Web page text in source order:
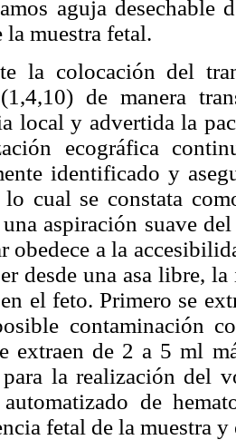
aguja
la muestra fetal.
la colocación del
de manera
local y advertida la
ecográfica
identificado y
cual se constata
aspiración suave
obedece a la
desde una asa libre,
el feto. Primero se
contaminación
extraen de 2 a 5 ml
para la realización del
de
fetal de la muestra